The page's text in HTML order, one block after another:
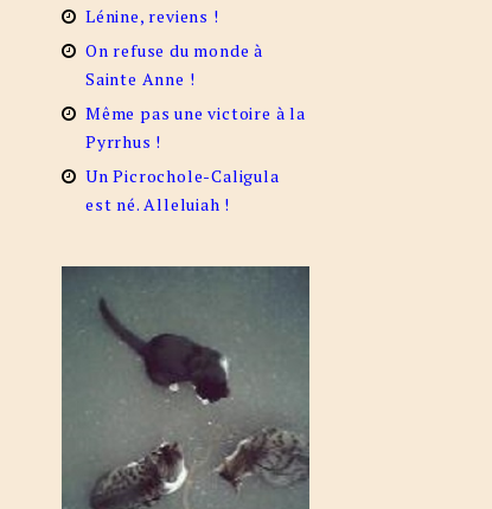
Lénine, reviens !
On refuse du monde à
Sainte Anne !
Même pas une victoire à la
Pyrrhus !
Un Picrochole-Caligula
est né. Alleluiah !